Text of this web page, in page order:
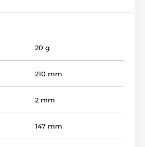
20 g
210 mm
2 mm
147 mm